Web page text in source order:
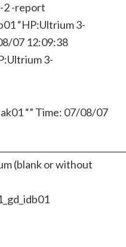
2 -report
“HP:Ultrium 3-
07 12:09:38
3-
“” Time: 07/08/07
(blank or without